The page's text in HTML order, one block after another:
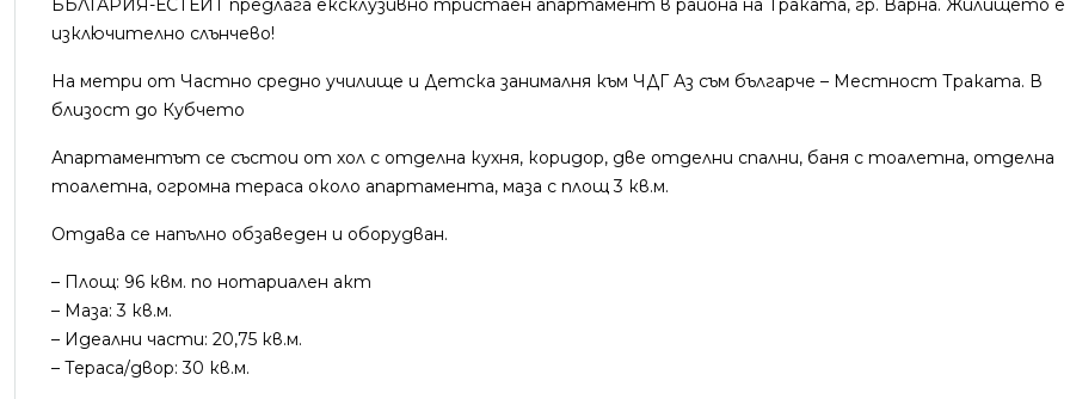
БЪЛГАРИЯ-ЕСТЕЙТ предлага ексклузивно тристаен апартамент в района на Траката, гр. Варна. Жилището е
изключително слънчево!
На метри от Частно средно училище и Детска занималня към ЧДГ Аз съм българче – Местност Траката. В
близост до Кубчето
Апартаментът се състои от хол с отделна кухня, коридор, две отделни спални, баня с тоалетна, отделна
тоалетна, огромна тераса около апартамента, маза с площ 3 кв.м.
Отдава се напълно обзаведен и оборудван.
– Площ: 96 квм. по нотариален акт
– Маза: 3 кв.м.
– Идеални части: 20,75 кв.м.
– Тераса/двор: 30 кв.м.